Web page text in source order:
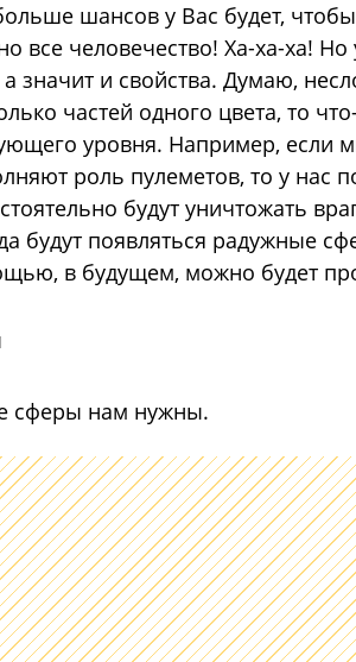
шансов у Вас будет,
все человечество! Ха-ха-ха!
а значит и свойства. Думаю,
частей одного цвета, то
уровня. Например, если
роль пулеметов, то у нас
будут уничтожать
будут появляться радужные
в будущем, можно будет
сферы нам нужны.